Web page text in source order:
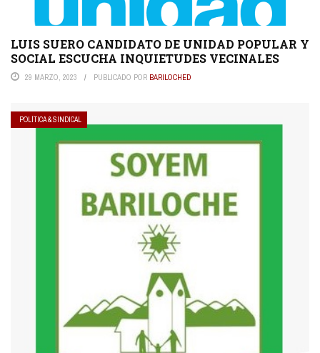
LUIS SUERO CANDIDATO DE UNIDAD POPULAR Y
SOCIAL ESCUCHA INQUIETUDES VECINALES
29 MARZO, 2023 PUBLICADO POR BARILOCHED
POLÍTICA & SINDICAL